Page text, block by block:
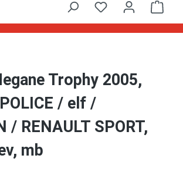
Trophy 2005,
/ elf /
/ RENAULT SPORT,
mb